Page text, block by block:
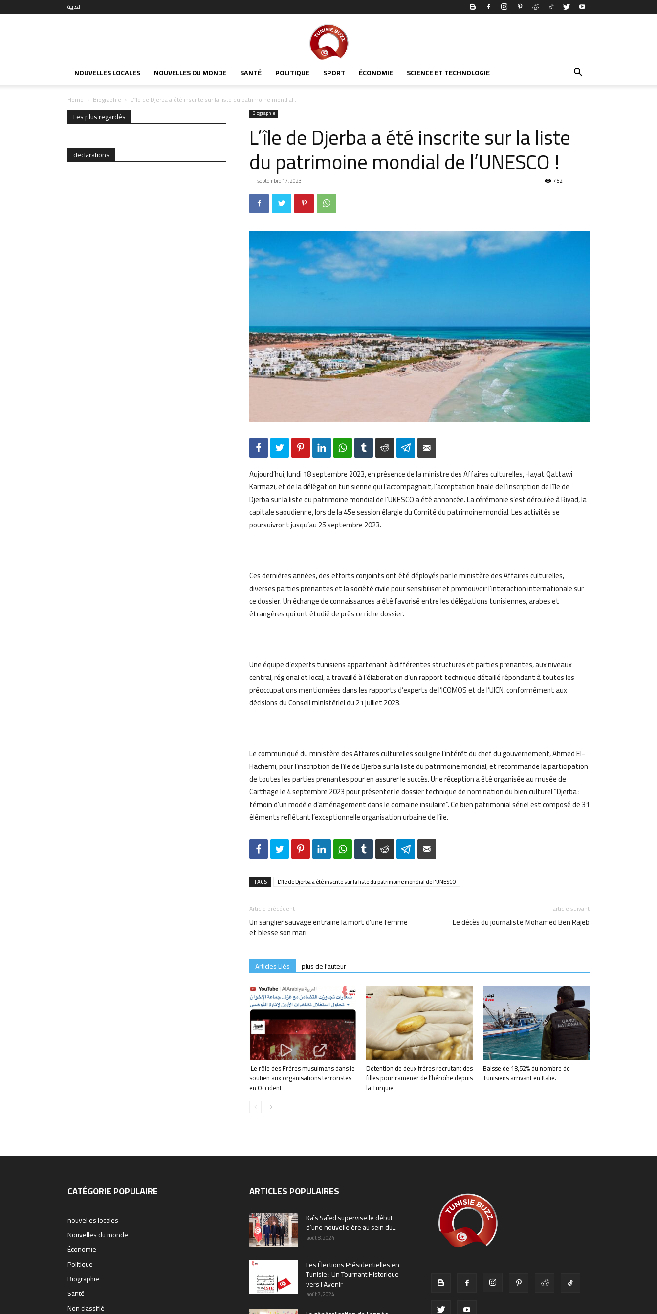
العربية
Tunisiabuzz
NOUVELLES LOCALES NOUVELLES DU MONDE SANTÉ POLITIQUE SPORT ÉCONOMIE SCIENCE ET TECHNOLOGIE
Home Biographie L’île de Djerba a été inscrite sur la liste du patrimoine mondial...
Biographie
L’île de Djerba a été inscrite sur la liste
du patrimoine mondial de l’UNESCO !
septembre 17, 2023 452
Facebook Twitter Pinterest LinkedIn WhatsAppTumblr Reddit Telegram
Aujourd’hui, lundi 18 septembre 2023, en présence de la ministre des Affaires culturelles, Hayat Qattawi
Karmazi, et de la délégation tunisienne qui l’accompagnait, l’acceptation finale de l’inscription de l’île de
Djerba sur la liste du patrimoine mondial de l’UNESCO a été annoncée. La cérémonie s’est déroulée à Riyad, la
capitale saoudienne, lors de la 45e session élargie du Comité du patrimoine mondial. Les activités se
poursuivront jusqu’au 25 septembre 2023.
Ces dernières années, des efforts conjoints ont été déployés par le ministère des Affaires culturelles,
diverses parties prenantes et la société civile pour sensibiliser et promouvoir l’interaction internationale sur
ce dossier. Un échange de connaissances a été favorisé entre les délégations tunisiennes, arabes et
étrangères qui ont étudié de près ce riche dossier.
Une équipe d’experts tunisiens appartenant à différentes structures et parties prenantes, aux niveaux
central, régional et local, a travaillé à l’élaboration d’un rapport technique détaillé répondant à toutes les
préoccupations mentionnées dans les rapports d’experts de l’ICOMOS et de l’UICN, conformément aux
décisions du Conseil ministériel du 21 juillet 2023.
Le communiqué du ministère des Affaires culturelles souligne l’intérêt du chef du gouvernement, Ahmed El-
Hachemi, pour l’inscription de l’île de Djerba sur la liste du patrimoine mondial, et recommande la participation
de toutes les parties prenantes pour en assurer le succès. Une réception a été organisée au musée de
Carthage le 4 septembre 2023 pour présenter le dossier technique de nomination du bien culturel “Djerba :
témoin d’un modèle d’aménagement dans le domaine insulaire”. Ce bien patrimonial sériel est composé de 31
éléments reflétant l’exceptionnelle organisation urbaine de l’île.
Facebook Twitter Pinterest LinkedIn WhatsAppTumblr Reddit Telegram
TAGS L'île de Djerba a été inscrite sur la liste du patrimoine mondial de l'UNESCO
Article précédent
Un sanglier sauvage entraîne la mort d’une femme
et blesse son mari
article suivant
Le décès du journaliste Mohamed Ben Rajeb
Articles Liés plus de l'auteur
Le rôle des Frères musulmans dans le
soutien aux organisations terroristes
en Occident
Détention de deux frères recrutant des
filles pour ramener de l’héroïne depuis
la Turquie
Baisse de 18,52% du nombre de
Tunisiens arrivant en Italie.
Les plus regardés
déclarations
ARTICLES POPULAIRES
Kaïs Saïed supervise le début
d’une nouvelle ère au sein du...
août 8, 2024
Les Élections Présidentielles en
Tunisie : Un Tournant Historique
vers l’Avenir
août 7, 2024
CATÉGORIE POPULAIRE
nouvelles locales
Nouvelles du monde
Économie
Politique
Biographie
Santé
Non classifié